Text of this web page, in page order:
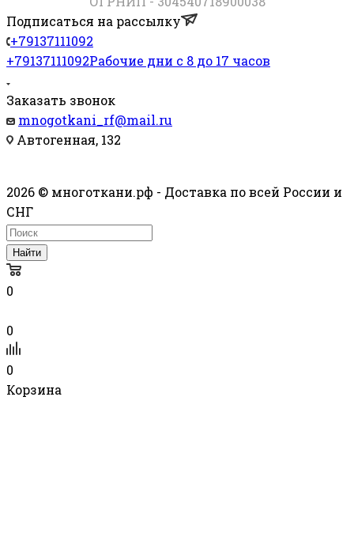
Подписаться на рассылку
+79137111092
+79137111092Рабочие дни с 8 до 17 часов
Заказать звонок
mnogotkani_rf@mail.ru
Автогенная, 132
2026 © многоткани.рф - Доставка по всей России и
СНГ
Найти
0
0
0
Корзина